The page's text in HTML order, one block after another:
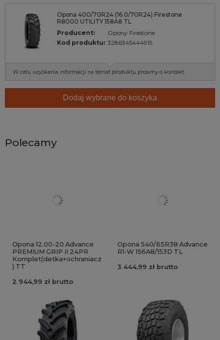
Opona 400/70R24 (16.0/70R24) Firestone
R8000 UTILITY 158A8 TL
Producent:
Opony Firestone
Kod produktu: 3286345444915
W celu uzyskania informacji na temat produktu prosimy o kontakt.
Dodaj wybrane do koszyka
Polecamy
Opona 12.00-20 Advance
PREMIUM GRIP II 24PR
Komplet(detka+ochraniacz
) TT
2 944,99 zł brutto
Opona 540/65R38 Advance
R1-W 156A8/153D TL
3 444,99 zł brutto